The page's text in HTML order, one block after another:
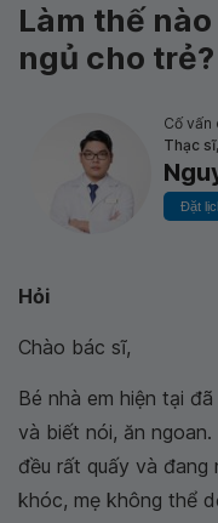
Làm thế
ngủ cho trẻ?
Cố vấn
Thạc sĩ,
Đặt
Hỏi
Chào bác sĩ,
Bé nhà em hiện tại
và biết nói, ăn
đều rất quấy và đang
khóc, mẹ không thể